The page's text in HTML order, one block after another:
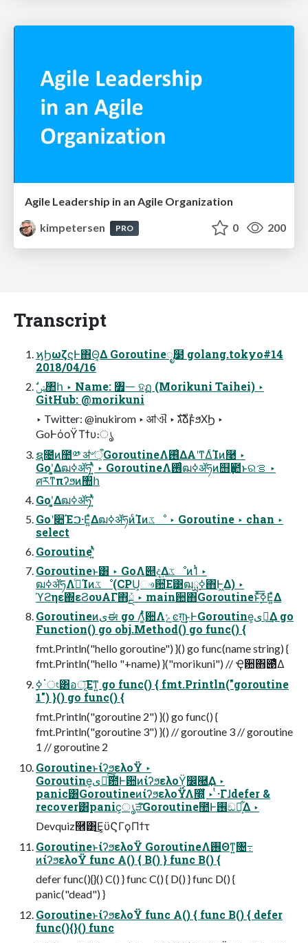
Agile Leadership in an Agile Organization
kimpetersen
PRO 0 200
Transcript
ϗϦωζϛͰ΋Θ͔Δ Goroutineೖ໳ golang.tokyo#14
2018/04/16
GitHub: @morikuni
‣ Twitter: @inukirom ‣ ॴଐ ‣ גࣜձࣾϝϧΧϦ ‣
GoͰόοΫΤϯυ։ൃ
ຊ೔ͷ಺༰ ॳ৺ऀ͕GoroutineΛ࢖͑ΔΑ͏ʹͳΔͨΊͷ࿩ ‣
Goʹ͓͚Δฒߦॲཧʹ͍ͭͯ ‣ GoroutineΛ࢖ͬͨฒߦॲཧͷ஫ҙ఺ͱରࡦ ‣
ศརͳπʔϧͷ঺հ
Goʹ͓͚Δฒߦॲཧʹ͍ͭͯ
Goʹ૊Έࠐ·Ε͍ͯΔฒߦॲཧͷͨΊͷػೳ ‣ Goroutine ‣ chan ‣
select
Goroutineʹ͍ͭͯ
Goroutineͱ͸ ‣ GoΛ୅ද͢Δػೳͷ1ͭ ‣
ฒߦॲཧΛߦ͏ͨΊͷػೳ(CPU͕ෳ਺͋Ε͹ฒྻ࣮ߦ΋Ͱ͖Δ) ‣
ϓϩηε΍εϨουΑΓ΋ܰྔ ‣ mainؔ਺΋Goroutineͱ࣮ͯ͠ߦ͞Ε͍ͯΔ
Goroutineͷىಈ go Λ͚ͭͯؔ਺Λݺͼग़͢͜ͱͰGoroutine͕ىಈ͢Δ go
Function() go obj.Method() go func() {
fmt.Println("hello goroutine") }() go func(name string) {
fmt.Println("hello "+name) }("morikuni") // Ҿ਺΋౉ͤΔ
1") }() go func() {
fmt.Println("goroutine 2") }() go func() {
fmt.Println("goroutine 3") }() // goroutine 3 // goroutine
1 // goroutine 2
GoroutineͱίʔϧελοΫ ‣
Goroutine͕ىಈͨ࣌͠఺Ͱؔ਺ͷίʔϧελοΫ͕෼཭͢Δ ‣
panic͸GoroutineͷίʔϧελοΫΛ໭͍ͬͯ͘ ‣ ͭ·Γɺdefer &
recover͸panic͕ൃੜͨ͠Goroutine಺Ͱ࢖͏ඞཁ͕͋Δ ‣
Devquiz࿮͸͜Ε͕ϋϚΓϙΠϯτ
GoroutineͱίʔϧελοΫ GoroutineΛ࢖Θͳ͍৔߹
ͷίʔϧελοΫ func A() { B() } func B() {
defer func(){}() C() } func C() { D() } func D() {
panic("dead") }
GoroutineͱίʔϧελοΫ func A() { func B() { defer
func(){}() func